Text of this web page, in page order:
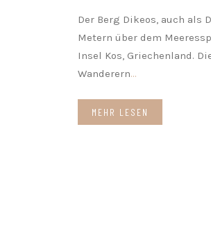
Der Berg Dikeos, auch
Metern über dem
Insel Kos, Griechenland.
Wanderern...
MEHR LESEN